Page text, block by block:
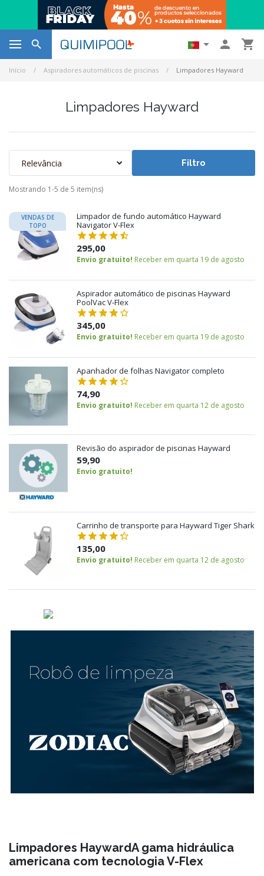
   
Início Aspiradores automáticos de piscinas Limpadores Hayward
Limpadores Hayward
Relevância Filtro
Mostrando 1-5 de 5 item(ns)
VENDAS DE
TOPO
Limpador de fundo automático Hayward
Navigator V-Flex
295,00
Envio gratuito! Receber em quarta 19 de agosto
Aspirador automático de piscinas Hayward
PoolVac V-Flex
345,00
Envio gratuito! Receber em quarta 19 de agosto
Apanhador de folhas Navigator completo
74,90
Envio gratuito! Receber em quarta 12 de agosto
Revisão do aspirador de piscinas Hayward
59,90
Envio gratuito!
Carrinho de transporte para Hayward Tiger Shark
135,00
Envio gratuito! Receber em quarta 12 de agosto
Limpadores HaywardA gama hidráulica
americana com tecnologia V-Flex